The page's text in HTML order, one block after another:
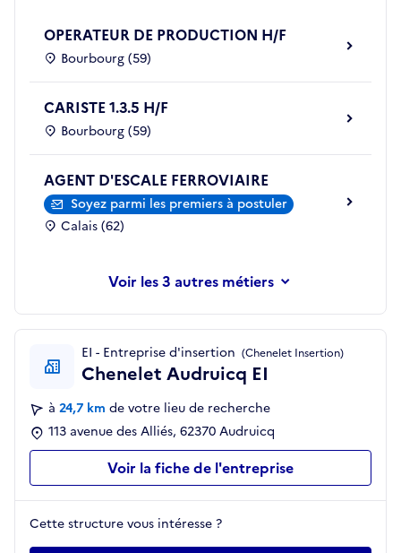
OPERATEUR DE PRODUCTION H/F
Bourbourg (59)
CARISTE 1.3.5 H/F
Bourbourg (59)
AGENT D'ESCALE FERROVIAIRE
Soyez parmi les premiers à postuler
Calais (62)
les 3 autres métiers
EI - Entreprise d'insertion (Chenelet Insertion)
Chenelet Audruicq EI
à 24,7 km de votre lieu de recherche
113 avenue des Alliés, 62370 Audruicq
Voir la fiche de l'entreprise
Cette structure vous intéresse ?